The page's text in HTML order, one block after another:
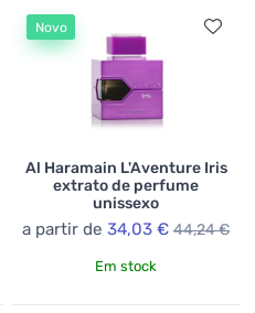
de sua ampla gama de
até mesmo os clientes
experiências olfativas
criar composições
Al Haramain
refinado e estilo de vida
Novo
Al Haramain L'Aventure Iris
extrato de perfume
unissexo
a partir de 34,03 € 44,24 €
Em stock